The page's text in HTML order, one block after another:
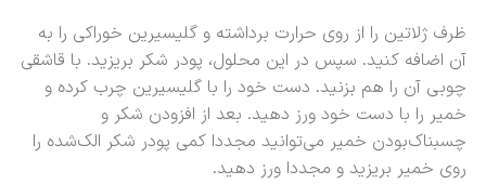
ظرف ژلاتین را از روی حرارت برداشته و گلیسیرین خوراکی را به
آن اضافه کنید. سپس در این محلول، پودر شکر بریزید. با قاشقی
چوبی آن را هم بزنید. دست خود را با گلیسیرین چرب کرده و
خمیر را با دست خود ورز دهید. بعد از افزودن شکر و
چسبناک‌بودن خمیر می‌توانید مجددا کمی پودر شکر الک‌شده را
روی خمیر بریزید و مجددا ورز دهید.